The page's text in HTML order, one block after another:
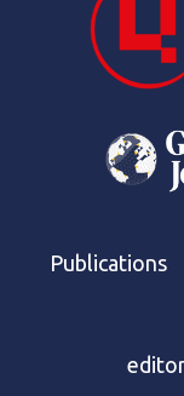
Publications